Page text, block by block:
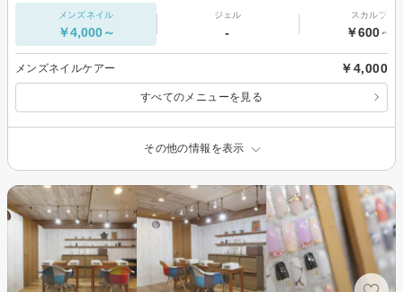
メンズネイル
￥4,000～
ジェル
-
スカルプ
￥600～
メンズネイルケアー ￥4,000
すべてのメニューを見る
その他の情報を表示